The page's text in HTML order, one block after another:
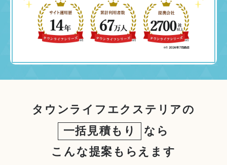
タウンライフエクステリアの
一括見積もり
なら
こんな提案もらえます